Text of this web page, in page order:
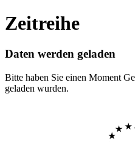
Zeitreihe
Daten werden geladen
Bitte haben Sie einen Moment
geladen wurden.